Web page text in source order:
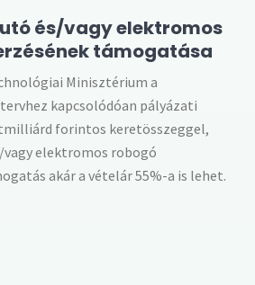
és/vagy elektromos
támogatása
Minisztérium a
kapcsolódóan pályázati
forintos keretösszeggel,
elektromos robogó
akár a vételár 55%-a is lehet.